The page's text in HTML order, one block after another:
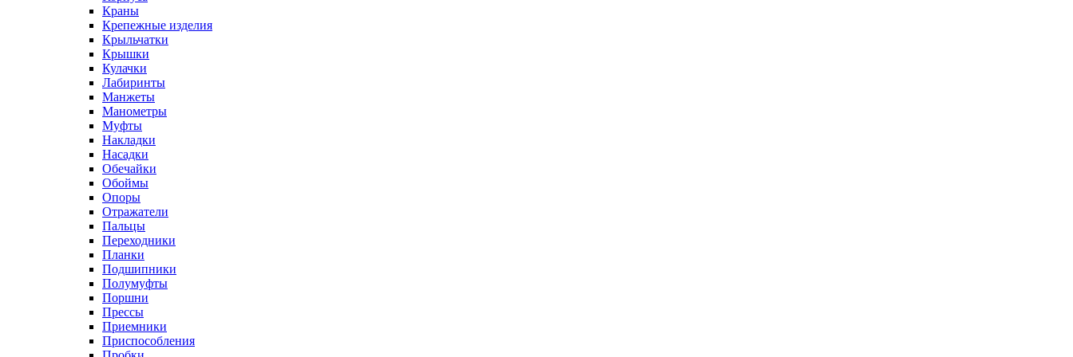
Краны
Крепежные изделия
Крыльчатки
Крышки
Кулачки
Лабиринты
Манжеты
Манометры
Муфты
Накладки
Насадки
Обечайки
Обоймы
Опоры
Отражатели
Пальцы
Переходники
Планки
Подшипники
Полумуфты
Поршни
Прессы
Приемники
Приспособления